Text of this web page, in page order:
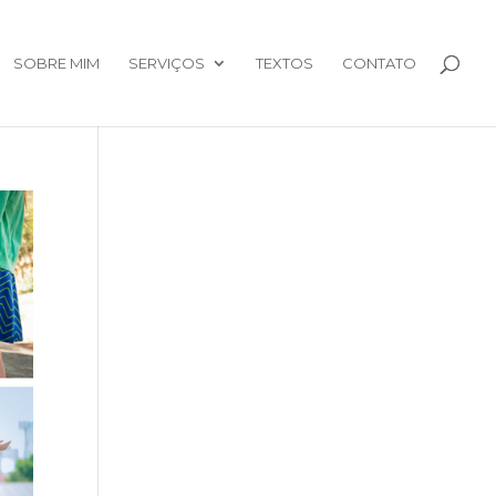
SOBRE MIM SERVIÇOS TEXTOS CONTATO